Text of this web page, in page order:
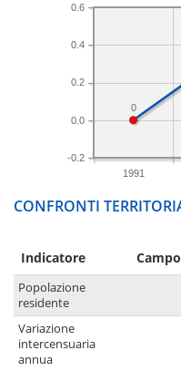
1991
-0.2
0.0
0.2
0.4
0.6
0
CONFRONTI
Indicatore
Popolazione
residente
Variazione
intercensuaria
annua